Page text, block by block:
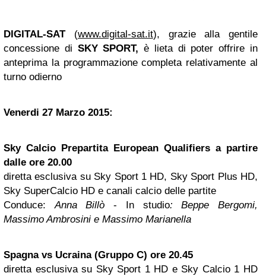
DIGITAL-SAT(www.digital-sat.it), grazie alla gentile
concessione di SKY SPORT,è lieta di poter offrire in
anteprima la programmazione completa relativamente al
turno odierno
Venerdi 27 Marzo 2015:
Sky Calcio Prepartita European Qualifiers a partire
dalle ore 20.00
diretta esclusiva su Sky Sport 1 HD, Sky Sport Plus HD,
Sky SuperCalcio HD e canali calcio delle partite
Conduce:Anna Billò - In studio: Beppe Bergomi,
Massimo Ambrosini e Massimo Marianella
Spagna vs Ucraina (Gruppo C) ore 20.45
diretta esclusiva su Sky Sport 1 HD e Sky Calcio 1 HD